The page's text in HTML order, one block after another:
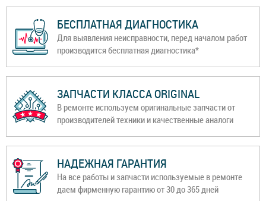
БЕСПЛАТНАЯ ДИАГНОСТИКА
Для выявления неисправности, перед началом работ
производится бесплатная диагностика*
ЗАПЧАСТИ КЛАССА ORIGINAL
В ремонте используем оригинальные запчасти от
производителей техники и качественные аналоги
НАДЕЖНАЯ ГАРАНТИЯ
На все работы и запчасти используемые в ремонте
даем фирменную гарантию от 30 до 365 дней